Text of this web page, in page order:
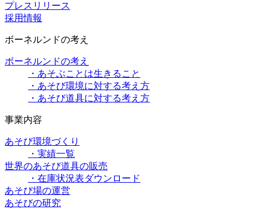
プレスリリース
採用情報
ボーネルンドの考え
ボーネルンドの考え
・あそぶことは生きること
・あそび環境に対する考え方
・あそび道具に対する考え方
事業内容
あそび環境づくり
・実績一覧
世界のあそび道具の販売
・在庫状況表ダウンロード
あそび場の運営
あそびの研究